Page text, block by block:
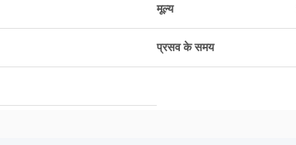
मूल्य
प्रसव के समय